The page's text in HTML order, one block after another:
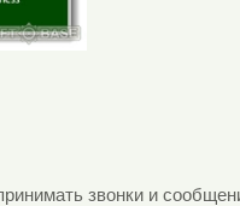
звонки и